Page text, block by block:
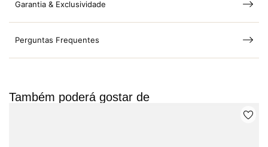
Garantia & Exclusividade
Perguntas Frequentes
Também poderá gostar de